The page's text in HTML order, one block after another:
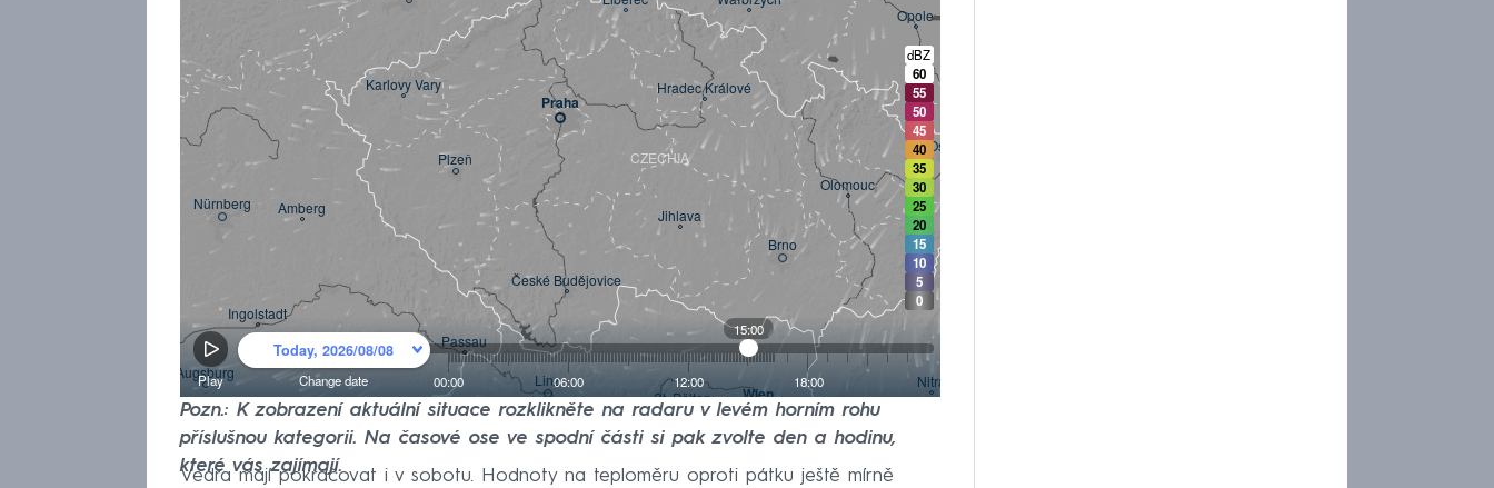
Pozn.: K zobrazení aktuální situace rozklikněte na radaru v levém horním rohu
příslušnou kategorii. Na časové ose ve spodní části si pak zvolte den a hodinu,
které vás zajímají.
Vedra mají pokračovat i v sobotu. Hodnoty na teploměru oproti pátku ještě mírně